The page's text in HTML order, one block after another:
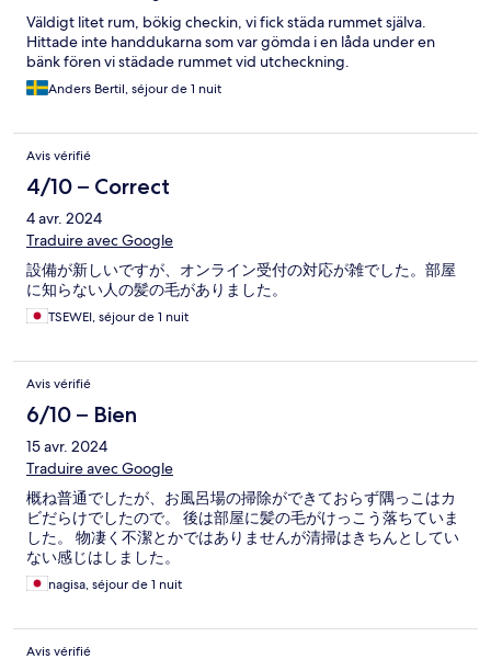
Väldigt litet rum, bökig checkin, vi fick städa rummet själva.
Hittade inte handdukarna som var gömda i en låda under en
bänk fören vi städade rummet vid utcheckning.
Anders Bertil, séjour de 1 nuit
Avis vérifié
4/10 – Correct
4 avr. 2024
Traduire avec Google
設備が新しいですが、オンライン受付の対応が雑でした。部屋
に知らない人の髪の毛がありました。
TSEWEI, séjour de 1 nuit
Avis vérifié
6/10 – Bien
15 avr. 2024
Traduire avec Google
概ね普通でしたが、お風呂場の掃除ができておらず隅っこはカ
ビだらけでしたので。 後は部屋に髪の毛がけっこう落ちていま
した。 物凄く不潔とかではありませんが清掃はきちんとしてい
ない感じはしました。
nagisa, séjour de 1 nuit
Avis vérifié